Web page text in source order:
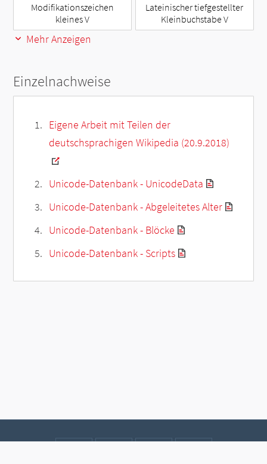
Modifikationszeichen
kleines V
Lateinischer tiefgestellter
Kleinbuchstabe V
Mehr Anzeigen
Einzelnachweise
Eigene Arbeit mit Teilen der
deutschsprachigen Wikipedia (20.9.2018)
Unicode-Datenbank - UnicodeData
Unicode-Datenbank - Abgeleitetes Alter
Unicode-Datenbank - Blöcke
Unicode-Datenbank - Scripts